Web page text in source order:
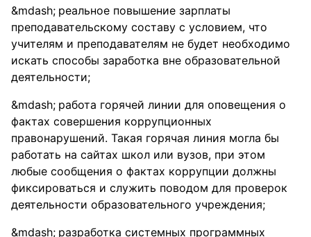
реальное повышение зарплаты
преподавательскому составу с условием, что
учителям и преподавателям не будет необходимо
искать способы заработка вне образовательной
деятельности;
работа горячей линии для оповещения о
фактах совершения коррупционных
правонарушений. Такая горячая линия могла бы
работать на сайтах школ или вузов, при этом
любые сообщения о фактах коррупции должны
фиксироваться и служить поводом для проверок
деятельности образовательного учреждения;
разработка системных программных